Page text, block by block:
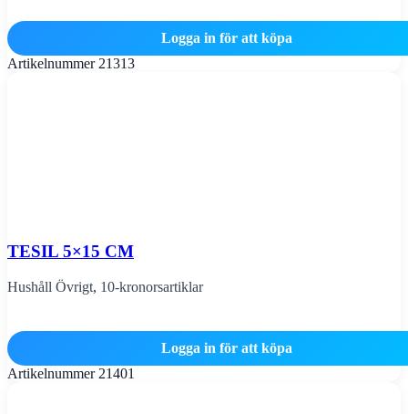
Logga in för att köpa
Artikelnummer 21313
TESIL 5×15 CM
Hushåll Övrigt, 10-kronorsartiklar
Logga in för att köpa
Artikelnummer 21401